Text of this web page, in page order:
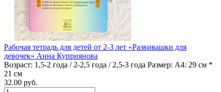
Рабочая тетрадь для детей от 2-3 лет «Развивашки для
девочек» Анна Куприянова
Возраст: 1,5-2 года / 2-2,5 года / 2,5-3 года Размер: А4: 29 см *
21 см
32.00 руб.